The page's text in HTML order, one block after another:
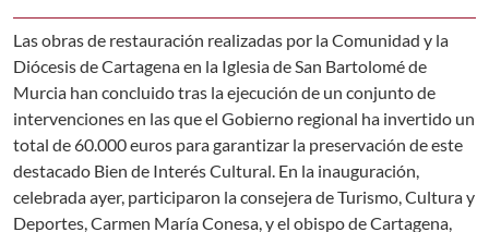
Las obras de restauración realizadas por la Comunidad y la
Diócesis de Cartagena en la Iglesia de San Bartolomé de
Murcia han concluido tras la ejecución de un conjunto de
intervenciones en las que el Gobierno regional ha invertido un
total de 60.000 euros para garantizar la preservación de este
destacado Bien de Interés Cultural. En la inauguración,
celebrada ayer, participaron la consejera de Turismo, Cultura y
Deportes, Carmen María Conesa, y el obispo de Cartagena,